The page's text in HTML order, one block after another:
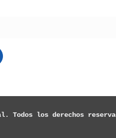
Todos los derechos